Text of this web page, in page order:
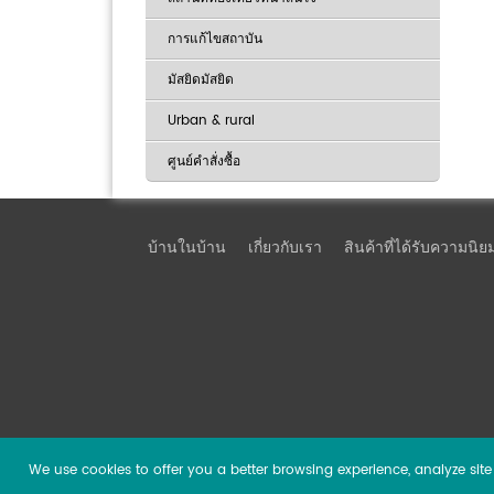
การแก้ไขสถาบัน
มัสยิดมัสยิด
Urban & rural
ศูนย์คำสั่งซื้อ
บ้านในบ้าน เกี่ยวกับเรา สินค้าที่ได้รับความนิย
We use cookies to offer you a better browsing experience, analyze